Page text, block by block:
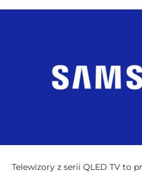
Telewizory z serii QLED TV to